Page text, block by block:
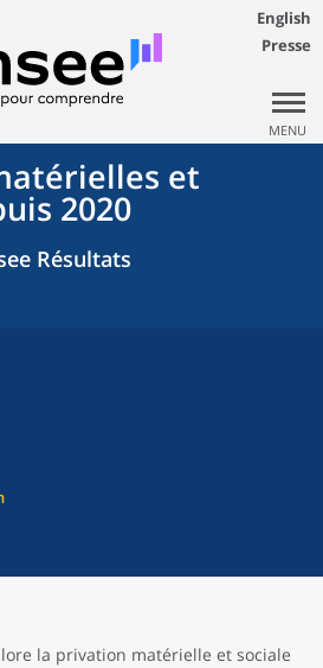
English
Presse
MENU
et
2020
Résultats
la privation matérielle et sociale